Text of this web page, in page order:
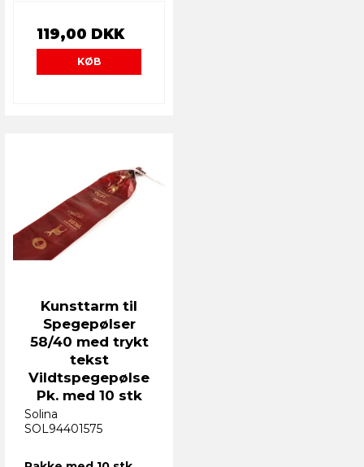
119,00 DKK
KØB
Kunsttarm til
Spegepølser
58/40 med trykt
tekst
Vildtspegepølse
Pk. med 10 stk
Solina
SOL94401575